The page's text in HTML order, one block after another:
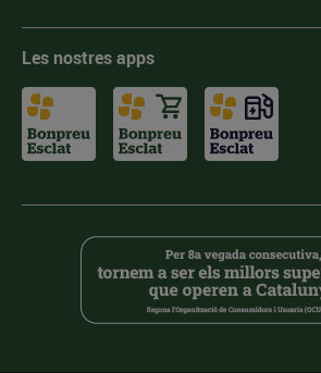
Les nostres apps